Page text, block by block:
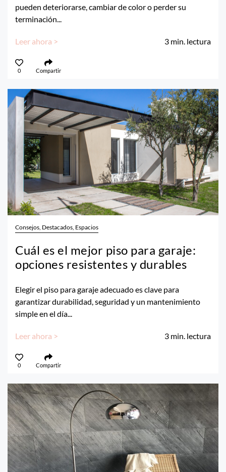
pueden deteriorarse, cambiar de color o perder su
terminación...
Leer ahora > 3 min. lectura
0 Compartir
Consejos, Destacados, Espacios
Cuál es el mejor piso para garaje:
opciones resistentes y durables
Elegir el piso para garaje adecuado es clave para
garantizar durabilidad, seguridad y un mantenimiento
simple en el día...
Leer ahora > 3 min. lectura
0 Compartir